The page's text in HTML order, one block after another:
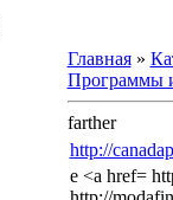
Главная»
Программы
farther
http://
e <a href=